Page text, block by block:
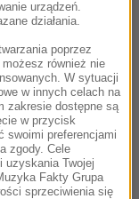
wpadli na
go po
kierował 37-
Na
obrażeń
urządzeń.
działania.
poprzez
również nie
W sytuacji
w innych celach na
zakresie dostępne są
w przycisk
swoimi preferencjami
zgody. Cele
uzyskania Twojej
Fakty Grupa
sprzeciwienia się